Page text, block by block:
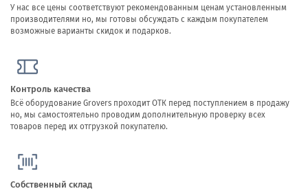
У нас все цены соответствуют рекомендованным ценам установленным
производителями но, мы готовы обсуждать с каждым покупателем
возможные варианты скидок и подарков.
Контроль качества
Всё оборудование Grovers проходит ОТК перед поступлением в продажу
но, мы самостоятельно проводим дополнительную проверку всех
товаров перед их отгрузкой покупателю.
Собственный склад